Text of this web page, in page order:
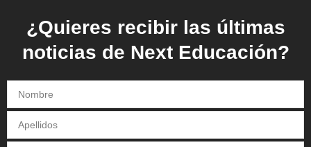
¿Quieres recibir las últimas
noticias de Next Educación?